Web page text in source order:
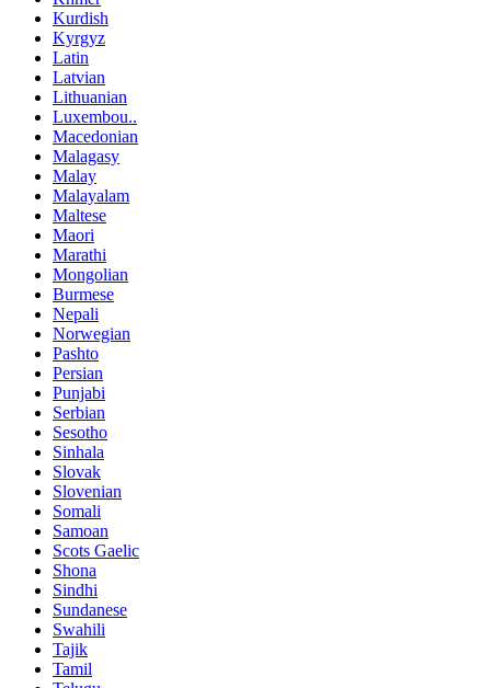
Kurdish
Kyrgyz
Latin
Latvian
Lithuanian
Luxembou..
Macedonian
Malagasy
Malay
Malayalam
Maltese
Maori
Marathi
Mongolian
Burmese
Nepali
Norwegian
Pashto
Persian
Punjabi
Serbian
Sesotho
Sinhala
Slovak
Slovenian
Somali
Samoan
Scots Gaelic
Shona
Sindhi
Sundanese
Swahili
Tajik
Tamil